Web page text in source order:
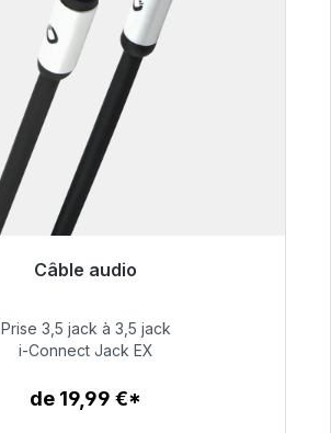
Câble audio
51,99 €
Prise 3,5 jack à 3,5 jack
i-Connect Jack EX
de 19,99 €*